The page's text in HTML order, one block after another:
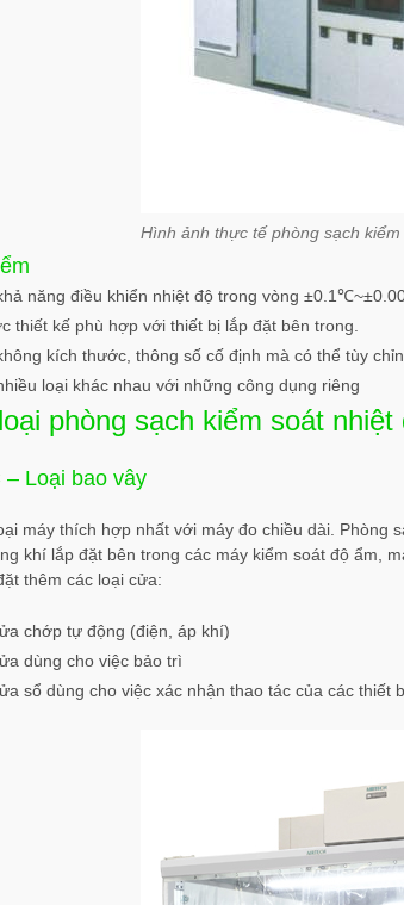
Hình ảnh thực tế phòng sạch
năng điều khiển nhiệt độ trong vòng
thiết kế phù hợp với thiết bị lắp đặt bên trong.
kích thước, thông số cố định mà có thể tùy
loại khác nhau với những công dụng riêng
phòng sạch kiểm soát nhiệt
– Loại bao vây
máy thích hợp nhất với máy đo chiều dài. Phòng
khí lắp đặt bên trong các máy kiểm soát độ ẩm,
thêm các loại cửa:
chớp tự động (điện, áp khí)
dùng cho việc bảo trì
sổ dùng cho việc xác nhận thao tác của các thiết